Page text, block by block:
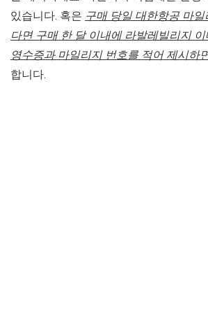
있습니다. 혹은 구매 당일 대한항공 마
다면 구매 한 달 이내에 라발레빌리지
영수증과 마일리지 번호를 적어 제시하
합니다.